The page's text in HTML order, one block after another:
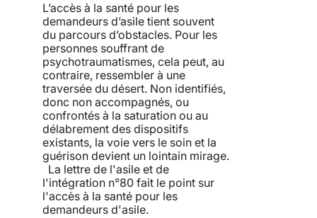
L’accès à la santé pour les
demandeurs d’asile tient souvent
du parcours d’obstacles. Pour les
personnes souffrant de
psychotraumatismes, cela peut, au
contraire, ressembler à une
traversée du désert. Non identifiés,
donc non accompagnés, ou
confrontés à la saturation ou au
délabrement des dispositifs
existants, la voie vers le soin et la
guérison devient un lointain mirage.
La lettre de l'asile et de
l'intégration n°80 fait le point sur
l'accès à la santé pour les
demandeurs d'asile.